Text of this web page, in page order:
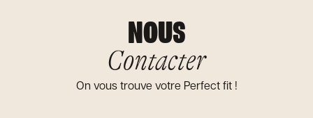
NOUS
Contacter
On vous trouve votre Perfect fit !